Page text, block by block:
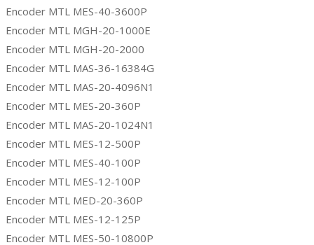
Encoder MTL MES-40-3600P
Encoder MTL MGH-20-1000E
Encoder MTL MGH-20-2000
Encoder MTL MAS-36-16384G
Encoder MTL MAS-20-4096N1
Encoder MTL MES-20-360P
Encoder MTL MAS-20-1024N1
Encoder MTL MES-12-500P
Encoder MTL MES-40-100P
Encoder MTL MES-12-100P
Encoder MTL MED-20-360P
Encoder MTL MES-12-125P
Encoder MTL MES-50-10800P